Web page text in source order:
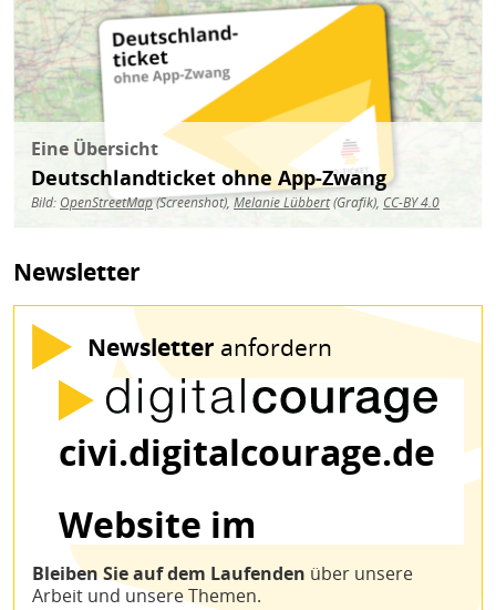
Eine Übersicht
Deutschlandticket ohne App-Zwang
Bild: OpenStreetMap(Screenshot),Melanie Lübbert(Grafik), CC-BY 4.0
Newsletter
Newsletter anfordern
Bleiben Sie auf dem Laufenden über unsere
Arbeit und unsere Themen.